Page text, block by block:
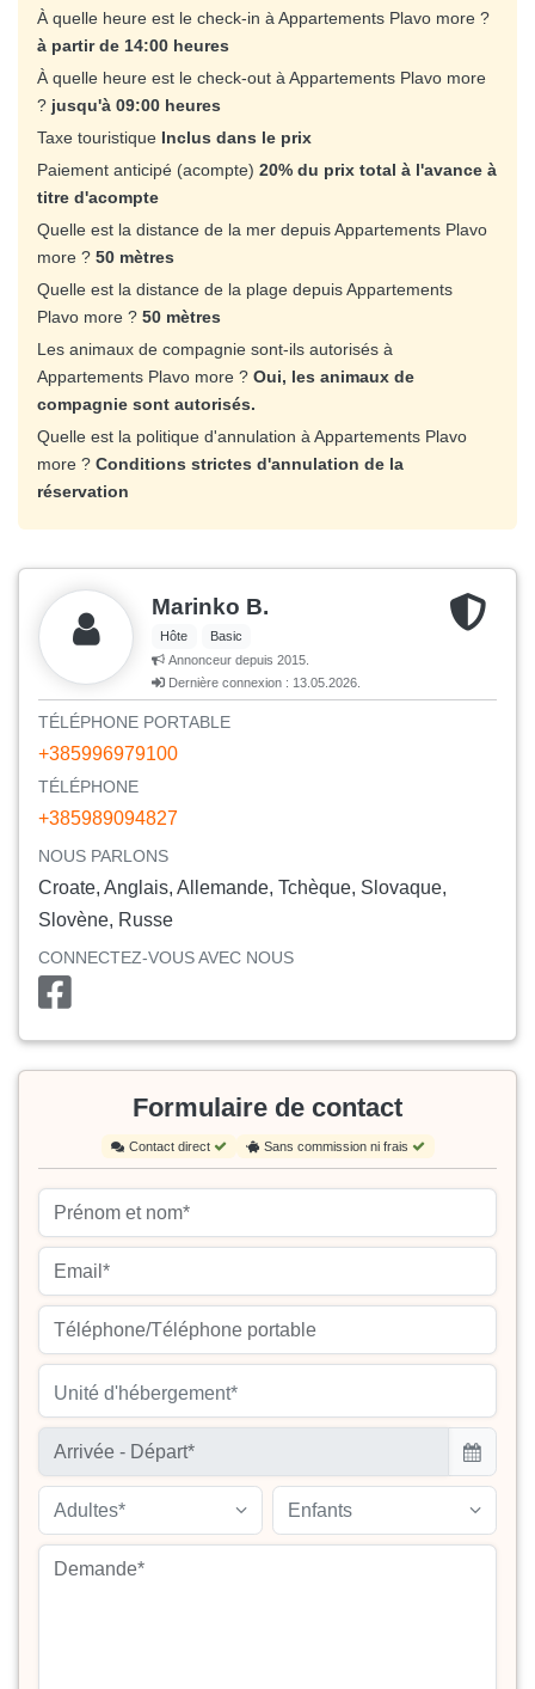
À quelle heure est le check-in à Appartements Plavo more ?
à partir de 14:00 heures
À quelle heure est le check-out à Appartements Plavo more
? jusqu'à 09:00 heures
Taxe touristique Inclus dans le prix
Paiement anticipé (acompte) 20% du prix total à l'avance à
titre d'acompte
Quelle est la distance de la mer depuis Appartements Plavo
more ? 50 mètres
Quelle est la distance de la plage depuis Appartements
Plavo more ? 50 mètres
Les animaux de compagnie sont-ils autorisés à
Appartements Plavo more ? Oui, les animaux de
compagnie sont autorisés.
Quelle est la politique d'annulation à Appartements Plavo
more ? Conditions strictes d'annulation de la
réservation
Marinko B.
Hôte
Basic
Annonceur depuis 2015.
Dernière connexion : 13.05.2026.
TÉLÉPHONE PORTABLE
+385996979100
TÉLÉPHONE
+385989094827
NOUS PARLONS
Croate, Anglais, Allemande, Tchèque, Slovaque,
Slovène, Russe
CONNECTEZ-VOUS AVEC NOUS
Formulaire de contact
Contact direct Sans commission ni frais
Unité d'hébergement*
Adultes* Enfants